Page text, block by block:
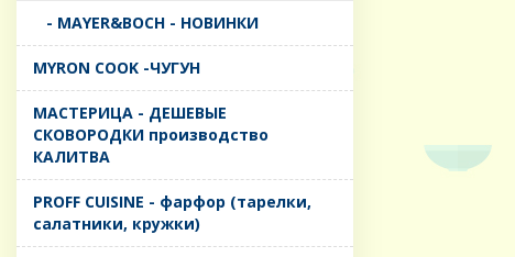
- MAYER&BOCH - НОВИНКИ
MYRON COOK -ЧУГУН
MАСТЕРИЦА - ДЕШЕВЫЕ
СКОВОРОДКИ производство
КАЛИТВА
PROFF CUISINE - фарфор (тарелки,
салатники, кружки)